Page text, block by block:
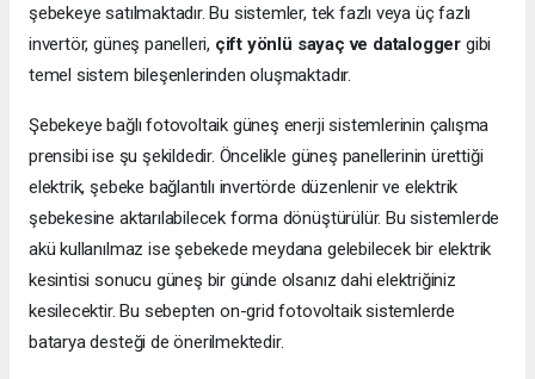
şebekeye satılmaktadır. Bu sistemler, tek fazlı veya üç fazlı
invertör, güneş panelleri, çift yönlü sayaç ve datalogger gibi
temel sistem bileşenlerinden oluşmaktadır.
Şebekeye bağlı fotovoltaik güneş enerji sistemlerinin çalışma
prensibi ise şu şekildedir. Öncelikle güneş panellerinin ürettiği
elektrik, şebeke bağlantılı invertörde düzenlenir ve elektrik
şebekesine aktarılabilecek forma dönüştürülür. Bu sistemlerde
akü kullanılmaz ise şebekede meydana gelebilecek bir elektrik
kesintisi sonucu güneş bir günde olsanız dahi elektriğiniz
kesilecektir. Bu sebepten on-grid fotovoltaik sistemlerde
batarya desteği de önerilmektedir.